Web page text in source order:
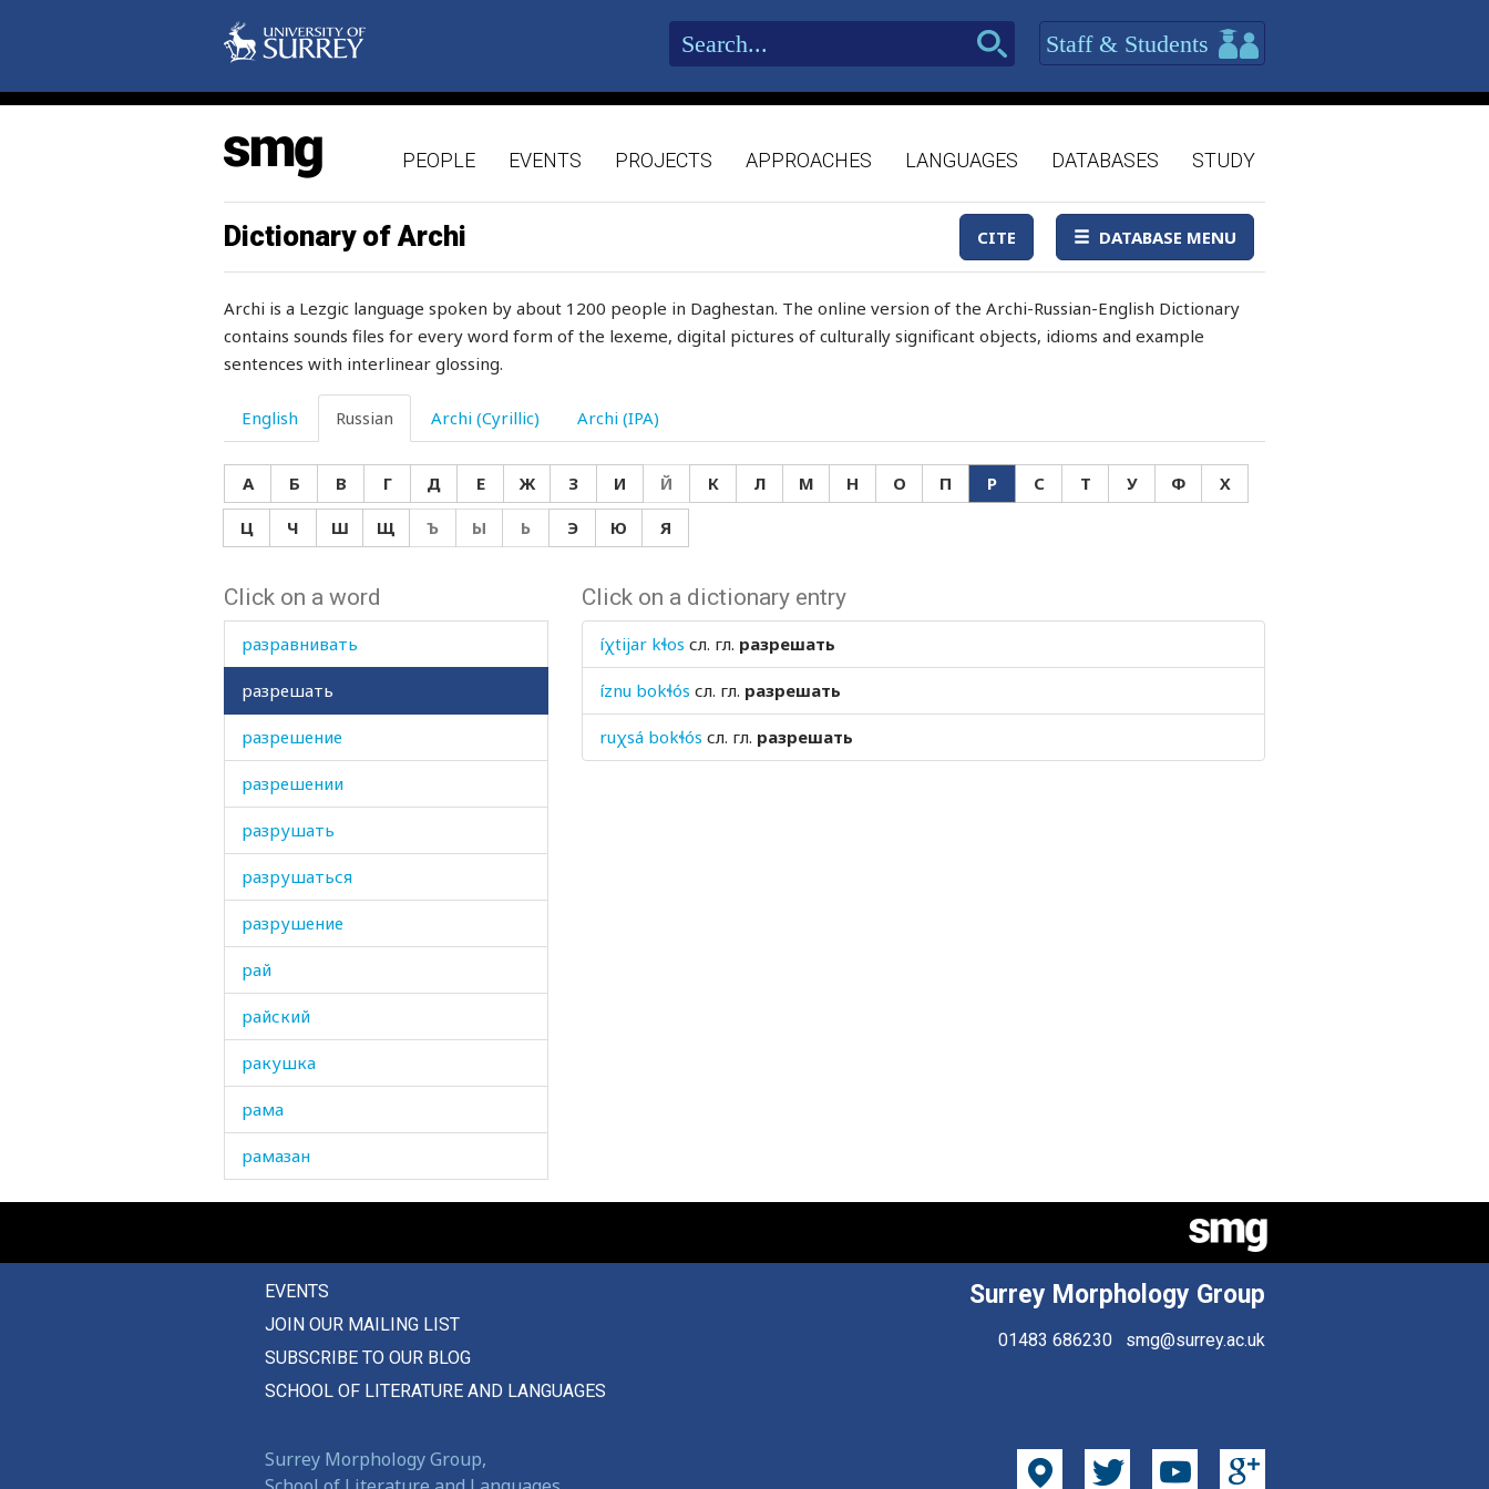
Staff & Students
PEOPLE EVENTS PROJECTS APPROACHES LANGUAGES DATABASES STUDY
Dictionary of Archi CITE DATABASE MENU
Archi is a Lezgic language spoken by about 1200 people in Daghestan. The online version of the Archi-Russian-English Dictionary
contains sounds files for every word form of the lexeme, digital pictures of culturally significant objects, idioms and example
sentences with interlinear glossing.
English Russian Archi (Cyrillic) Archi (IPA)
А Б В Г Д Е Ж З И Й К Л М Н О П Р С Т У Ф
Х
Ц
Ч Ш Щ Ъ Ы Ь Э Ю Я
Click on a word
разжижаться
размахивать
размаху
разменивать
размер
размешивать
разминать
разница
разный
разовый
разползаться
разравнивать
разрешать
разрешение
разрешении
разрушать
разрушаться
разрушение
рай
райский
ракушка
рама
рамазан
рана
раненый
рано
раскаиваться
Click on a dictionary entry
íχtijar kɬos сл. гл. разрешать
íznu bokɬós сл. гл. разрешать
ruχsá bokɬós сл. гл. разрешать
EVENTS
JOIN OUR MAILING LIST
SUBSCRIBE TO OUR BLOG
SCHOOL OF LITERATURE AND LANGUAGES
Surrey Morphology Group
01483 686230 smg@surrey.ac.uk
Surrey Morphology Group,